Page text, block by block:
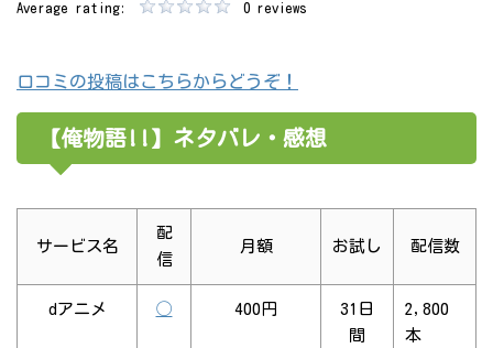
Average rating:
0 reviews
口コミの投稿はこちらからどうぞ！
【俺物語!!】ネタバレ・感想
サービス名
配
信
月額 お試し 配信数
dアニメ ◯ 400円
31日
間
2,800
本